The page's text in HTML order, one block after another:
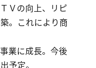
Ｖの向上、リピ
。これにより商
業に成長。今後
予定。